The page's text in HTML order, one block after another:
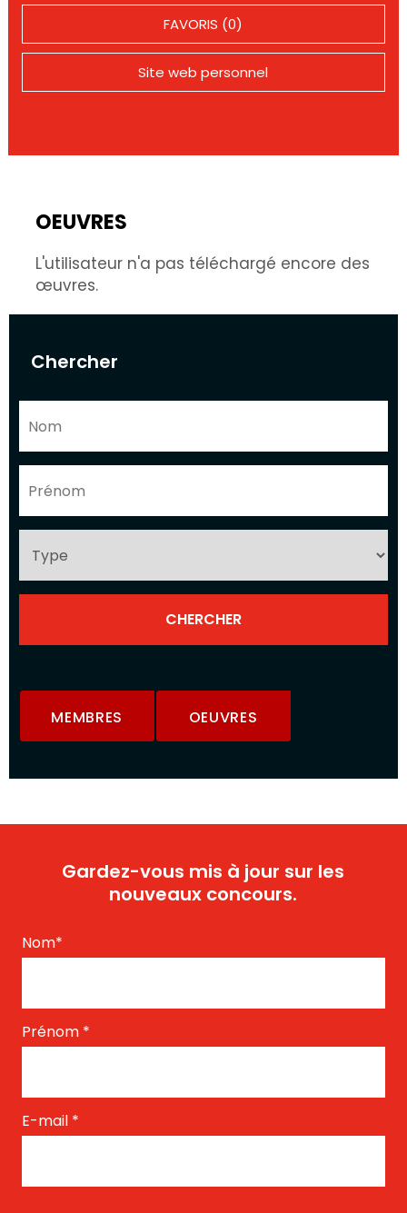
Chercher
MEMBRES OEUVRES
FAVORIS (0)
Site web personnel
OEUVRES
L'utilisateur n'a pas téléchargé encore des
œuvres.
Gardez-vous mis à jour sur les
nouveaux concours.
Nom*
Prénom *
E-mail *